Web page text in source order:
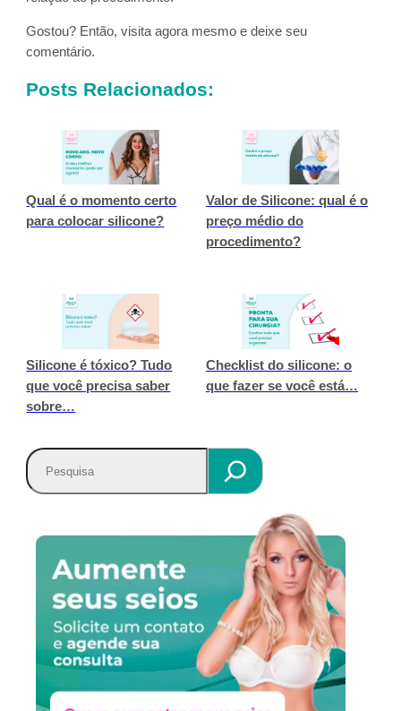
Gostou? Então, visita agora mesmo e deixe seu
comentário.
Posts Relacionados:
Qual é o momento certo
para colocar silicone?
Valor de Silicone: qual é o
preço médio do
procedimento?
Silicone é tóxico? Tudo
que você precisa saber
sobre…
Checklist do silicone: o
que fazer se você está…
P
e